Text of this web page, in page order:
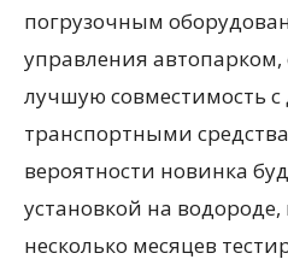
погрузочным
управления
лучшую совместимость
транспортными
вероятности новинка
установкой на водороде,
несколько месяцев